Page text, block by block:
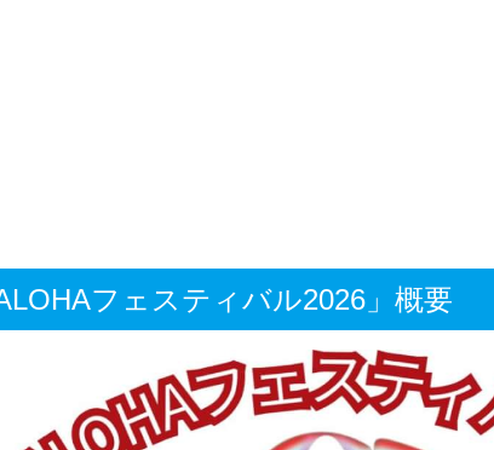
フェスティバル2026」概要